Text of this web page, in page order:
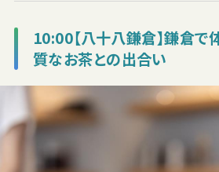
10:00【八十八鎌倉】鎌倉で
質なお茶との出合い